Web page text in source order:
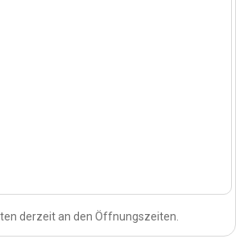
derzeit an den Öffnungszeiten.